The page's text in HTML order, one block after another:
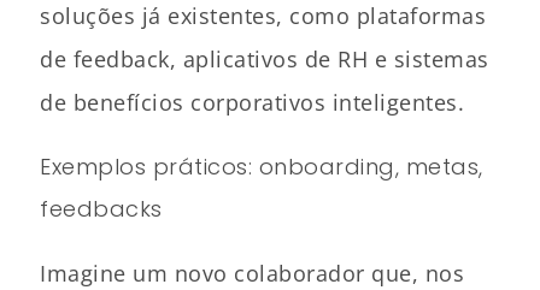
soluções já existentes, como plataformas
de feedback, aplicativos de RH e sistemas
de benefícios corporativos inteligentes.
Exemplos práticos: onboarding, metas,
feedbacks
Imagine um novo colaborador que, nos